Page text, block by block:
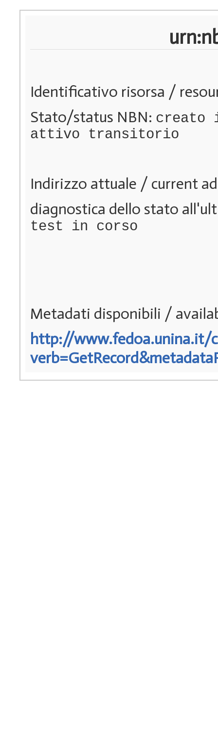
Identificativo risorsa /
Stato/status NBN: creato
attivo transitorio
Indirizzo attuale / current
diagnostica dello stato
test in corso
Metadati disponibili /
http://www.fedoa.unina.it/